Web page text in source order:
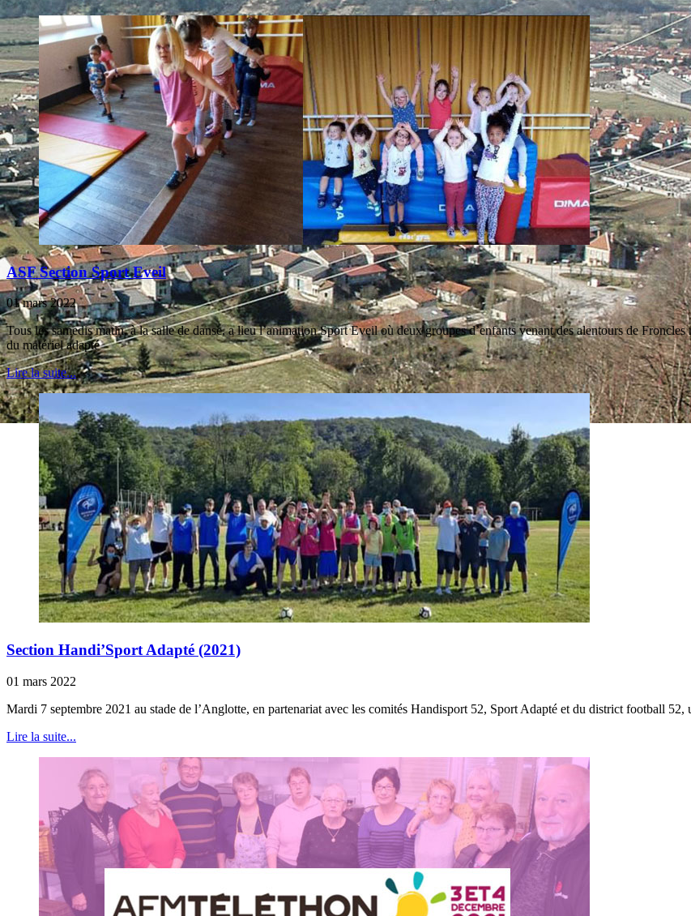
ASF Section Sport Eveil
01 mars 2022
Tous les samedis matin, à la salle de danse, a lieu l’animation Sport Eveil où deux groupes d’enfants venant des alentours de
du matériel adapté
Lire la suite...
Section Handi’Sport Adapté (2021)
01 mars 2022
Mardi 7 septembre 2021 au stade de l’Anglotte, en partenariat avec les comités Handisport 52, Sport Adapté et du district football 52,
Lire la suite...